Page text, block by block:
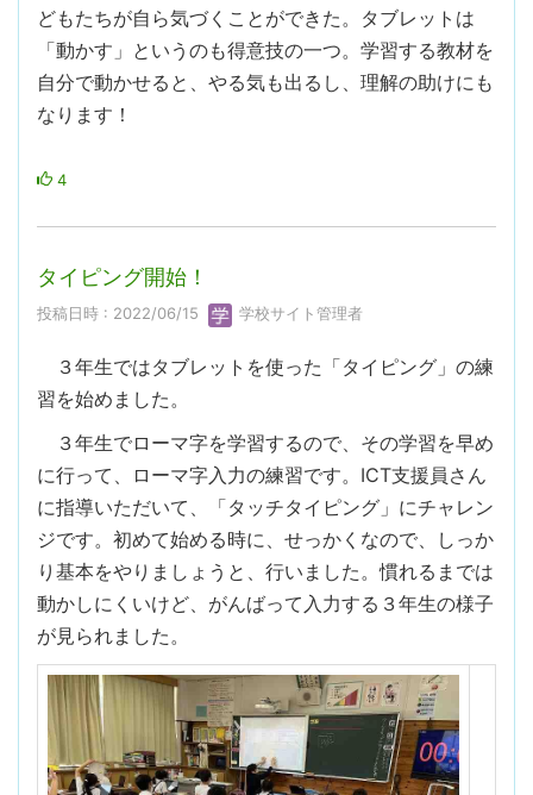
どもたちが自ら気づくことができた。タブレットは
「動かす」というのも得意技の一つ。学習する教材を
自分で動かせると、やる気も出るし、理解の助けにも
なります！
4
タイピング開始！
投稿日時 : 2022/06/15 学校サイト管理者
３年生ではタブレットを使った「タイピング」の練
習を始めました。
３年生でローマ字を学習するので、その学習を早め
に行って、ローマ字入力の練習です。ICT支援員さん
に指導いただいて、「タッチタイピング」にチャレン
ジです。初めて始める時に、せっかくなので、しっか
り基本をやりましょうと、行いました。慣れるまでは
動かしにくいけど、がんばって入力する３年生の様子
が見られました。